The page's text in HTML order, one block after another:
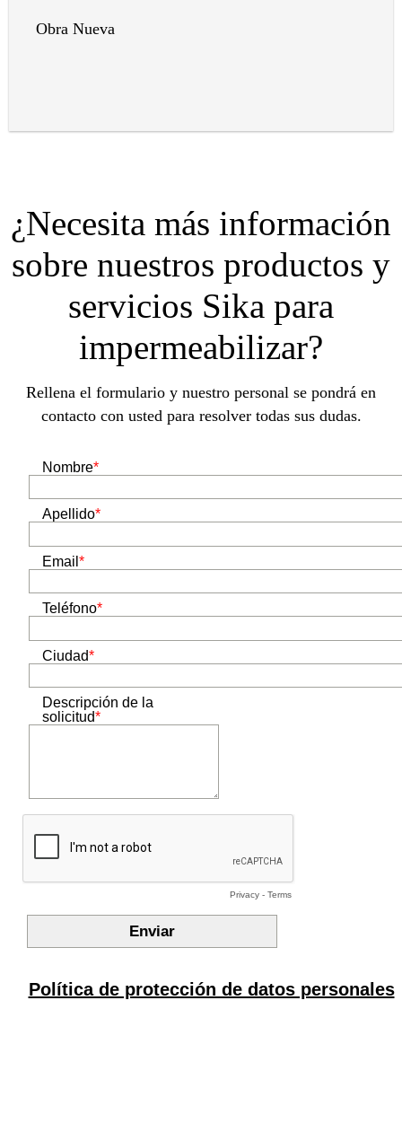
Obra Nueva
¿Necesita más información
sobre nuestros productos y
servicios Sika para
impermeabilizar?
Rellena el formulario y nuestro personal se pondrá en
contacto con usted para resolver todas sus dudas.